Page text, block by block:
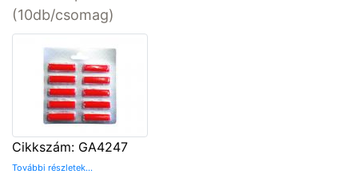
(10db/csomag)
Cikkszám: GA4247
További részletek...